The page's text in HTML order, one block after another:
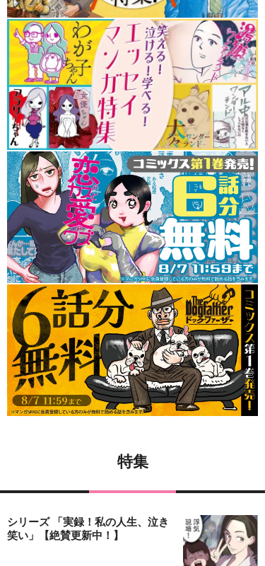
特集
シリーズ 「実録！私の人生、泣き
笑い」【絶賛更新中！】